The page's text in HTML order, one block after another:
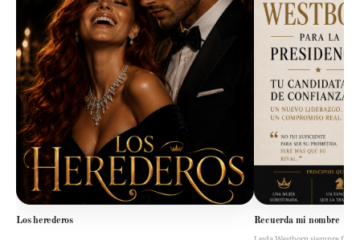
Los herederos Recuerda mi nombre